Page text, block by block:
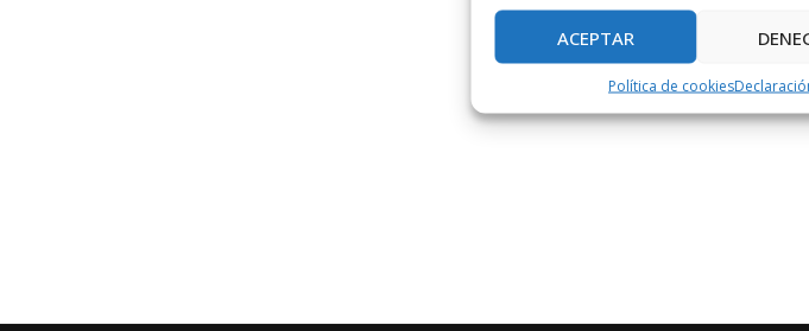
ACEPTAR
Política de cookies